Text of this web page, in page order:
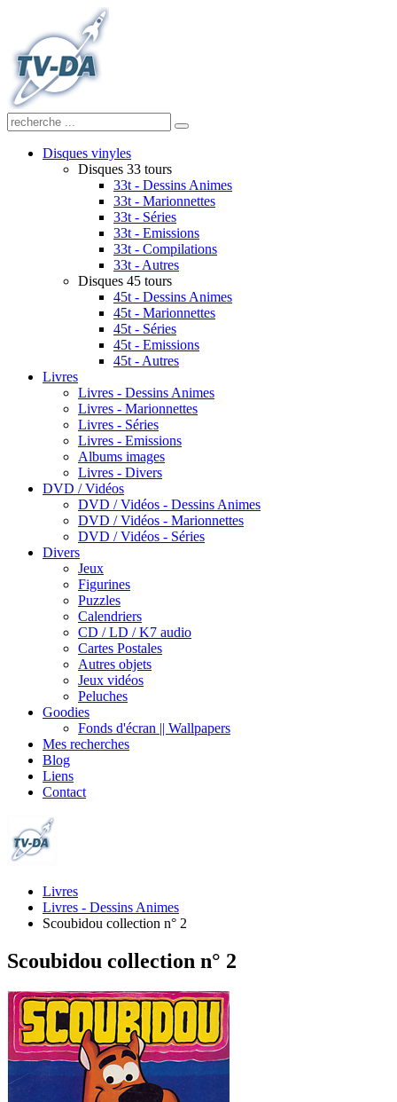
Disques vinyles
Disques 33 tours
33t - Dessins Animes
33t - Marionnettes
33t - Séries
33t - Emissions
33t - Compilations
33t - Autres
Disques 45 tours
45t - Dessins Animes
45t - Marionnettes
45t - Séries
45t - Emissions
45t - Autres
Livres
Livres - Dessins Animes
Livres - Marionnettes
Livres - Séries
Livres - Emissions
Albums images
Livres - Divers
DVD / Vidéos
DVD / Vidéos - Dessins Animes
DVD / Vidéos - Marionnettes
DVD / Vidéos - Séries
Divers
Jeux
Figurines
Puzzles
Calendriers
CD / LD / K7 audio
Cartes Postales
Autres objets
Jeux vidéos
Peluches
Goodies
Fonds d'écran || Wallpapers
Mes recherches
Blog
Liens
Contact
Livres
Livres - Dessins Animes
Scoubidou collection n° 2
Scoubidou collection n° 2